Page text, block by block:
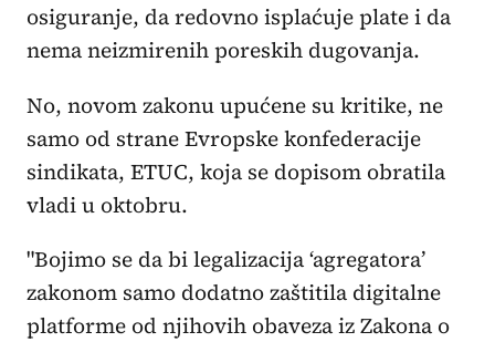
osiguranje, da redovno isplaćuje plate i da
nema neizmirenih poreskih dugovanja.
No, novom zakonu upućene su kritike, ne
samo od strane Evropske konfederacije
sindikata, ETUC, koja se dopisom obratila
vladi u oktobru.
"Bojimo se da bi legalizacija ‘agregatora’
zakonom samo dodatno zaštitila digitalne
platforme od njihovih obaveza iz Zakona o